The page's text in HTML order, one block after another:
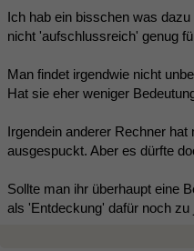
Ich hab ein bisschen was
nicht 'aufschlussreich' genug
Man findet irgendwie nicht
Hat sie eher weniger
Irgendein anderer Rechner hat
ausgespuckt. Aber es dürfte
Sollte man ihr überhaupt eine
als 'Entdeckung' dafür noch zu